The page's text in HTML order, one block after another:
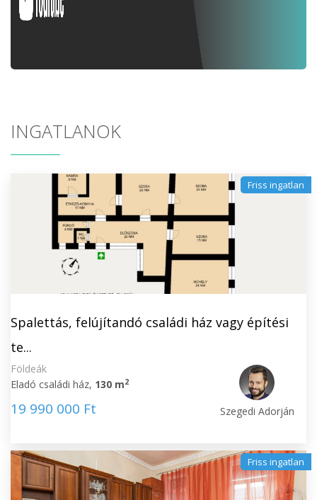
INGATLANOK
Friss ingatlan
Spalettás, felújítandó családi ház vagy építési
te...
Földeák
Eladó családi ház, 130 m2
19 990 000 Ft Szegedi Adorján
Friss ingatlan